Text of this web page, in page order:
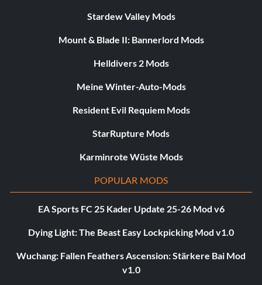
Stardew Valley Mods
Mount & Blade II: Bannerlord Mods
Helldivers 2 Mods
Meine Winter-Auto-Mods
Resident Evil Requiem Mods
StarRupture Mods
Karminrote Wüste Mods
POPULAR MODS
EA Sports FC 25 Kader Update 25-26 Mod v6
Dying Light: The Beast Easy Lockpicking Mod v1.0
Wuchang: Fallen Feathers Ascension: Stärkere Bai Mod
v1.0